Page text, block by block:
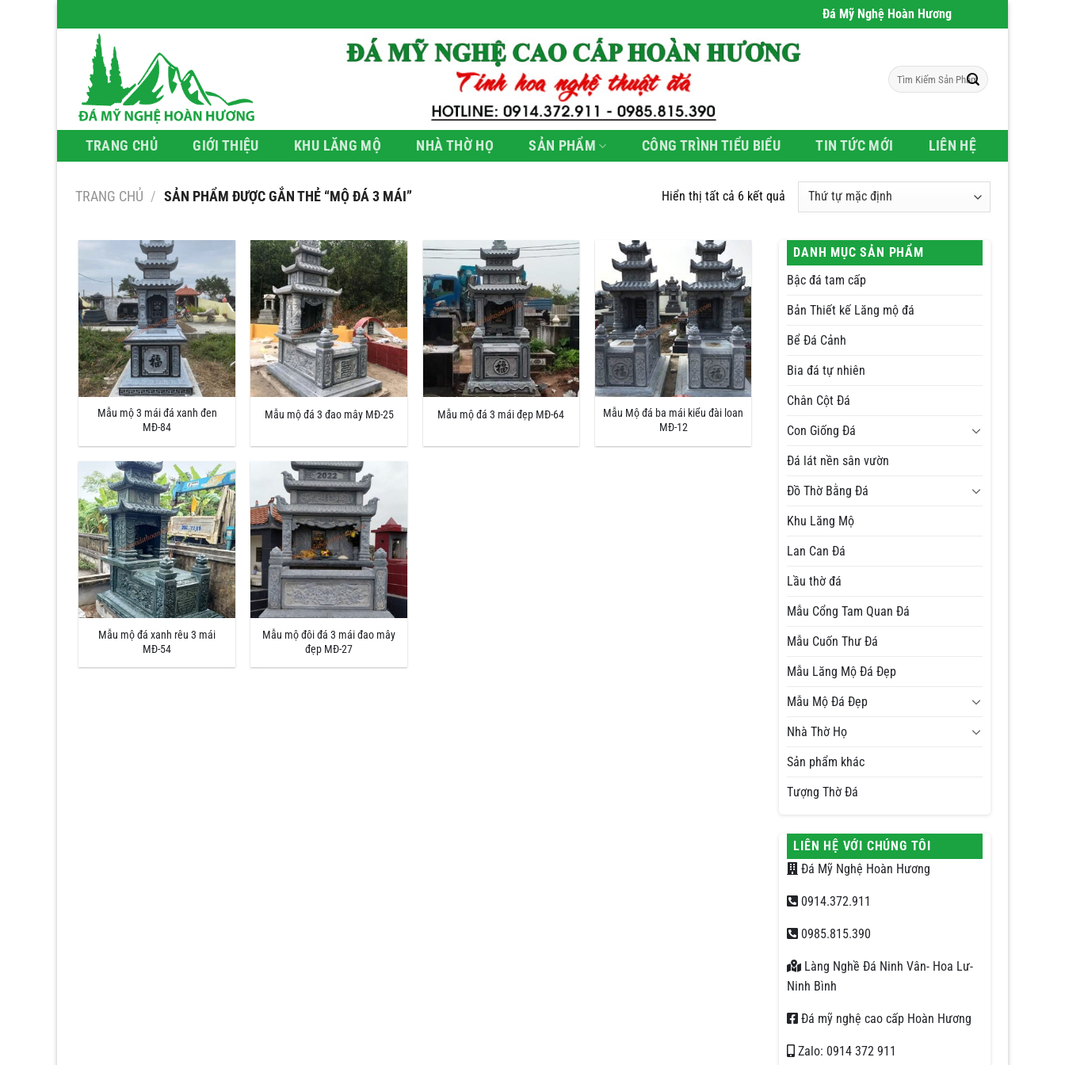
qua
Đá Mỹ Nghệ Hoàn Hương- Chúng tôi chuyên
Tìm
kiếm:
TRANG CHỦ GIỚI THIỆU KHU LĂNG MỘ NHÀ THỜ HỌ SẢN PHẨM CÔNG TRÌNH TIỂU BIỂU TIN TỨC MỚI LIÊN HỆ
TRANG CHỦ / SẢN PHẨM ĐƯỢC GẮN THẺ “MỘ ĐÁ 3 MÁI” Hiển thị tất cả 6 kết quả
Mẫu mộ 3 mái đá xanh đen
MĐ-84
Mẫu mộ đá 3 đao mây MĐ-25 Mẫu mộ đá 3 mái đẹp MĐ-64
Mẫu Mộ đá ba mái kiểu đài loan
MĐ-12
Mẫu mộ đá xanh rêu 3 mái
MĐ-54
Mẫu mộ đôi đá 3 mái đao mây
đẹp MĐ-27
DANH MỤC SẢN PHẨM
Bậc đá tam cấp
Bản Thiết kế Lăng mộ đá
Bể Đá Cảnh
Bia đá tự nhiên
Chân Cột Đá
Con Giống Đá
Đá lát nền sân vườn
Đồ Thờ Bằng Đá
Khu Lăng Mộ
Lan Can Đá
Lầu thờ đá
Mẫu Cổng Tam Quan Đá
Mẫu Cuốn Thư Đá
Mẫu Lăng Mộ Đá Đẹp
Mẫu Mộ Đá Đẹp
Nhà Thờ Họ
Sản phẩm khác
Tượng Thờ Đá
LIÊN HỆ VỚI CHÚNG TÔI
Đá Mỹ Nghệ Hoàn Hương
0914.372.911
0985.815.390
Làng Nghề Đá Ninh Vân- Hoa Lư-
Ninh Bình
Đá mỹ nghệ cao cấp Hoàn Hương
Zalo: 0914 372 911